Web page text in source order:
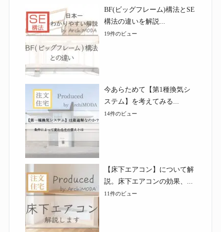
BF(ビッグフレーム)構法とSE
構法の違いを解説...
19件のビュー
今あらためて【第1種換気シ
ステム】を考えてみる...
14件のビュー
【床下エアコン】について解
説。床下エアコンの効果、...
11件のビュー